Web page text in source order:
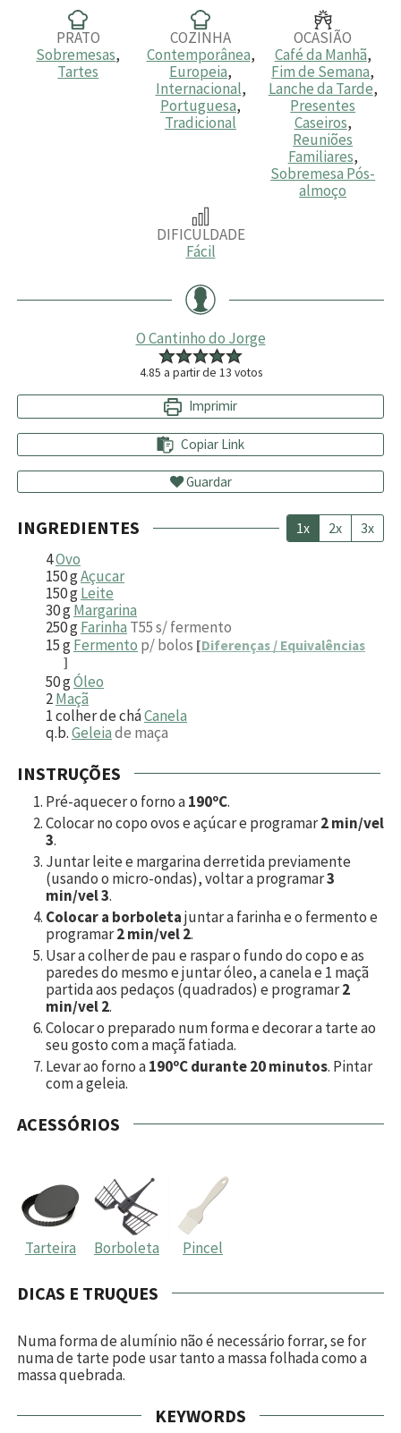
PRATO
Sobremesas,
Tartes
COZINHA
Contemporânea,
Europeia,
Internacional,
Portuguesa,
Tradicional
OCASIÃO
Café da Manhã,
Fim de Semana,
Lanche da Tarde,
Presentes
Caseiros,
Reuniões
Familiares,
Sobremesa Pós-
almoço
DIFICULDADE
Fácil
O Cantinho do Jorge
4.85 a partir de 13 votos
Imprimir
Copiar Link
Guardar
INGREDIENTES 1x 2x 3x
4Ovo
150gAçucar
150gLeite
30gMargarina
250gFarinha T55 s/ fermento
15gFermento p/ bolos [Diferenças / Equivalências
]
50gÓleo
2Maçã
1colher de cháCanela
q.b.Geleiade maça
INSTRUÇÕES
Pré-aquecer o forno a190ºC.
Colocar no copo ovos e açúcar e programar2 min/vel
3.
Juntar leite e margarina derretida previamente
(usando o micro-ondas), voltar a programar3
min/vel 3.
Colocar a borboletajuntar a farinha e o fermento e
programar2 min/vel 2.
Usar a colher de pau e raspar o fundo do copo e as
paredes do mesmo e juntar óleo, a canela e 1 maçã
partida aos pedaços (quadrados) e programar2
min/vel 2.
Colocar o preparado num forma e decorar a tarte ao
seu gosto com a maçã fatiada.
Levar ao forno a190ºC durante 20 minutos. Pintar
com a geleia.
ACESSÓRIOS
Tarteira Borboleta Pincel
DICAS E TRUQUES
Numa forma de alumínio não é necessário forrar, se for
numa de tarte pode usar tanto a massa folhada como a
massa quebrada.
KEYWORDS